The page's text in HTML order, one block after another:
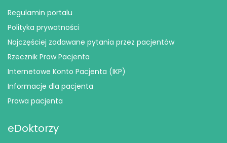
Regulamin portalu
Polityka prywatności
Najczęściej zadawane pytania przez pacjentów
Rzecznik Praw Pacjenta
Internetowe Konto Pacjenta (IKP)
Informacje dla pacjenta
Prawa pacjenta
eDoktorzy